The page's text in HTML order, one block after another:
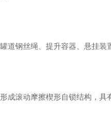
道钢丝绳、提升容器、悬挂
成滚动摩擦楔形自锁结构，具